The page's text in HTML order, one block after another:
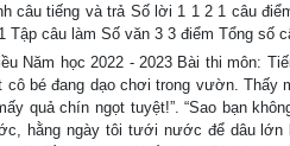
câu tiếng và trả Số lời 1 1 2 1 câu
Tập câu làm Số văn 3 3 điểm Tổng số
Năm học 2022 - 2023 Bài thi môn:
cô bé đang dạo chơi trong vườn. Thấy
quả chín ngọt tuyệt!”. “Sao bạn
hằng ngày tôi tưới nước để dâu